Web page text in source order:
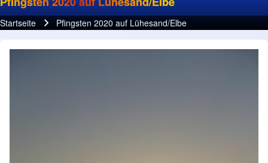
Pfadnavigation
Startseite Pfingsten 2020 auf Lühesand/Elbe